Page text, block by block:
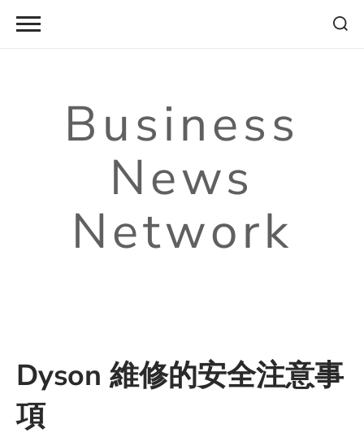
Skip
Business
News
Network
Dyson 維修的安全注意事
項